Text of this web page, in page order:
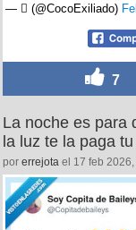
— ‏️ٓ‏️ (@CocoExiliado)
7
La noche es para
la luz te la paga
por errejota el 17 feb 2026,